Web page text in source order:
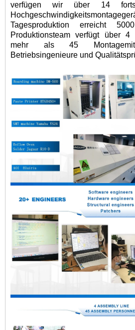
verfügen wir über 14
Tagesproduktion erreicht
Produktionsteam verfügt über 4
mehr als 45
Betriebsingenieure und